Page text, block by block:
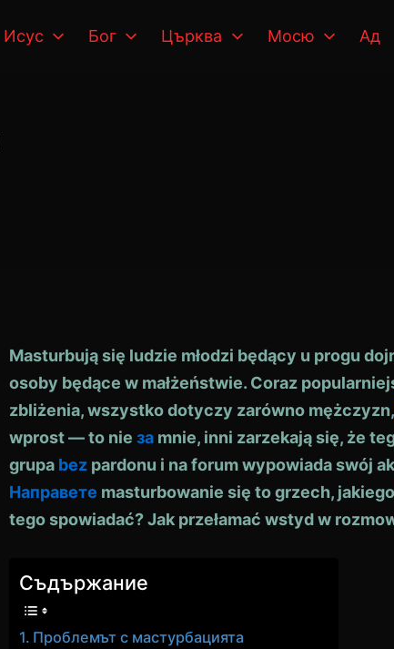
Исус Бог Църква Мосю Ад
Masturbują się ludzie młodzi będący u progu
osoby będące w małżeństwie. Coraz
zbliżenia, wszystko dotyczy zarówno mężczyzn,
wprost — to nie за mnie, inni zarzekają się, że
grupa bez pardonu i na forum wypowiada swój
Направете masturbowanie się to grzech,
tego spowiadać? Jak przełamać wstyd w
Съдържание
Проблемът с мастурбацията